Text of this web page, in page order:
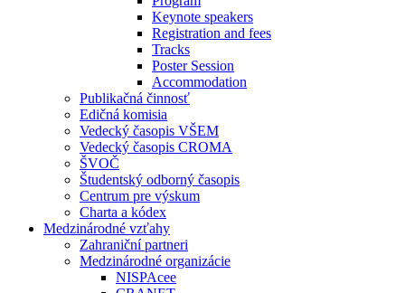
Keynote speakers
Registration and fees
Tracks
Poster Session
Accommodation
Publikačná činnosť
Edičná komisia
Vedecký časopis VŠEM
Vedecký časopis CROMA
ŠVOČ
Študentský odborný časopis
Centrum pre výskum
Charta a kódex
Medzinárodné vzťahy
Zahraniční partneri
Medzinárodné organizácie
NISPAcee